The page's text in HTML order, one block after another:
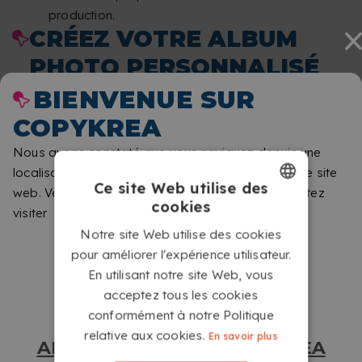
BIENVENUE SUR
COPYKREA
Nous avons constaté que vous naviguez depuis une
localisation différente de celle qui correspond à ce site
web. Veuillez nous indiquer le site que vous souhaitez
visiter
ALLER SUR LE SITE COPYKREA
production.
CRÉEZ VOTRE ALBUM
PHOTO PERSONNALISÉ
AVEC RELIURE SPIRALE
WIRE-O
DUTCH
Ce site Web utilise des
cookies
Notre site Web utilise des cookies
pour améliorer l'expérience utilisateur.
En utilisant notre site Web, vous
acceptez tous les cookies
conformément à notre Politique
relative aux cookies.En savoir plus